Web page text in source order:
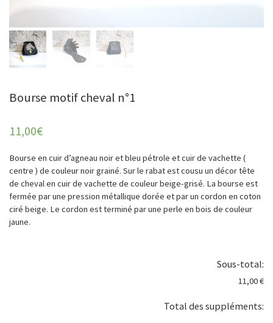
Bourse motif cheval n°1
11,00€
Bourse en cuir d’agneau noir et bleu pétrole et cuir de vachette (
centre ) de couleur noir grainé. Sur le rabat est cousu un décor tête
de cheval en cuir de vachette de couleur beige-grisé. La bourse est
fermée par une pression métallique dorée et par un cordon en coton
ciré beige. Le cordon est terminé par une perle en bois de couleur
jaune.
Sous-total:
11,00 €
Total des suppléments: